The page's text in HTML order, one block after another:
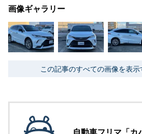
画像ギャラリー
この記事のすべての画像を表示